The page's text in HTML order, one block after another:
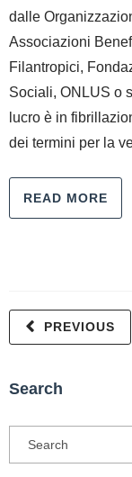
dalle
Associazioni
Filantropici,
Sociali, ONLUS o
lucro è in
dei termini per la
READ MORE
PREVIOUS
Search